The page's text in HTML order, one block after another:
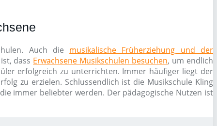
Auch die musikalische Früherziehung und der
dass Erwachsene Musikschulen besuchen, um endlich
erfolgreich zu unterrichten. Immer häufiger liegt der
zu erzielen. Schlussendlich ist die Musikschule Kling
immer beliebter werden. Der pädagogische Nutzen ist